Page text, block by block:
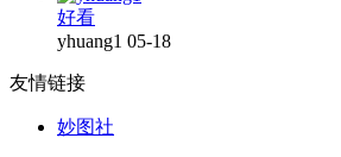
好看
yhuang1 05-18
友情链接
妙图社